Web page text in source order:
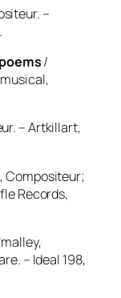
–
/
– Artkillart,
Compositeur;
Records,
– Ideal 198,